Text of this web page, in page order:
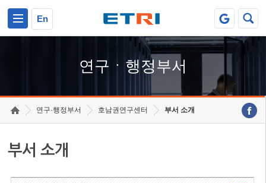
En
연구ㆍ행정부서
연구·행정부서 호남권연구센터 부서 소개
부서 소개